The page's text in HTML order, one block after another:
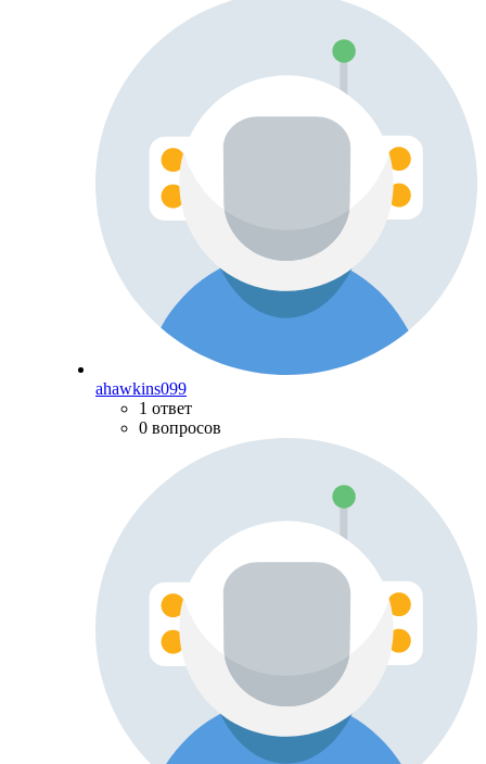
ahawkins099
1 ответ
0 вопросов